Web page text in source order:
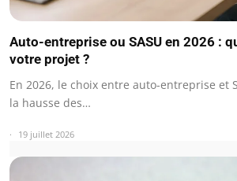
Auto-entreprise ou SASU en 2026 :
votre projet ?
En 2026, le choix entre auto-entreprise et
la hausse des…
19 juillet 2026